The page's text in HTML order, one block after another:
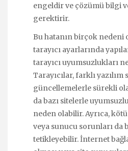
engeldir ve çözümü bilgi
gerektirir.
Bu hatanın birçok nedeni
tarayıcı ayarlarında
tarayıcı uyumsuzlukları
Tarayıcılar, farklı
güncellemelerle sürekli
da bazı sitelerle
neden olabilir. Ayrıca,
veya sunucu sorunları da
tetikleyebilir. İnternet